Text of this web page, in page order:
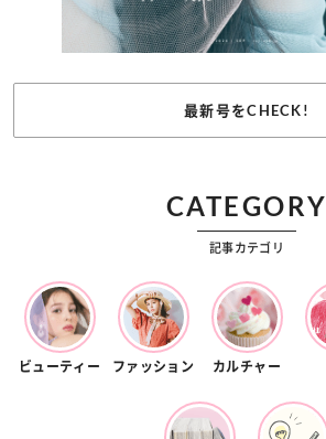
最新号をCHECK!
CATEGORY
記事カテゴリ
ビューティー ファッション カルチャー